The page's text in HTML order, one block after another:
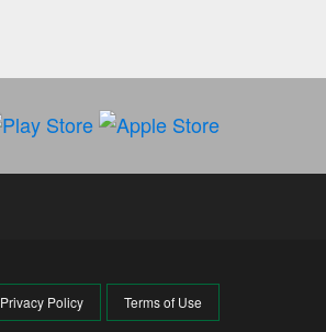
Privacy Policy Terms of Use